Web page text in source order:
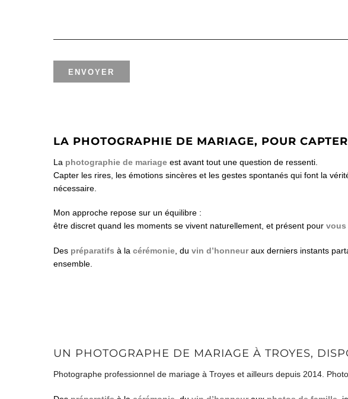
LA PHOTOGRAPHIE DE MARIAGE, POUR
La photographie de mariage est avant tout une question de ressenti.
Capter les rires, les émotions sincères et les gestes spontanés qui font la
nécessaire.
Mon approche repose sur un équilibre :
être discret quand les moments se vivent naturellement, et présent pour vous
Des préparatifs à la cérémonie , du vin d’honneuraux derniers instants
ensemble.
UN PHOTOGRAPHE DE MARIAGE À TROYES,
Photographe professionnel de mariage à Troyes et ailleurs depuis 2014.